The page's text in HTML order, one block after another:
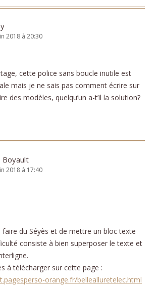
2018 à 20:30
cette police sans boucle inutile est
mais je ne sais pas comment écrire sur
des modèles, quelqu’un a-t’il la solution?
Boyault
2018 à 17:40
faire du Séyès et de mettre un bloc texte
consiste à bien superposer le texte et
à télécharger sur cette page :
orange.fr/bellealluretelec.html